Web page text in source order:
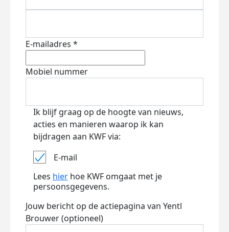
E-mailadres *
Mobiel nummer
Ik blijf graag op de hoogte van nieuws,
acties en manieren waarop ik kan
bijdragen aan KWF via:
E-mail
Lees hier hoe KWF omgaat met je
persoonsgegevens.
Jouw bericht op de actiepagina van Yentl
Brouwer (optioneel)